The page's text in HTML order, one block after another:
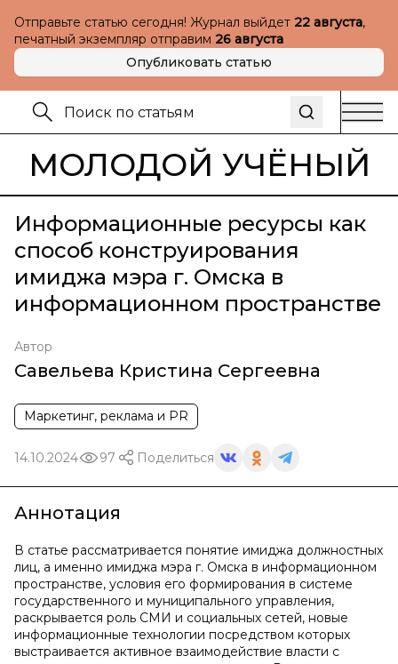
Отправьте статью сегодня! Журнал выйдет 22 августа,
печатный экземпляр отправим 26 августа
Опубликовать статью
МОЛОДОЙ УЧЁНЫЙ
Информационные ресурсы как
способ конструирования
имиджа мэра г. Омска в
информационном пространстве
Автор
Савельева Кристина Сергеевна
Маркетинг, реклама и PR
14.10.2024 97 Поделиться
Аннотация
В статье рассматривается понятие имиджа должностных
лиц, а именно имиджа мэра г. Омска в информационном
пространстве, условия его формирования в системе
государственного и муниципального управления,
раскрывается роль СМИ и социальных сетей, новые
информационные технологии посредством которых
выстраивается активное взаимодействие власти с